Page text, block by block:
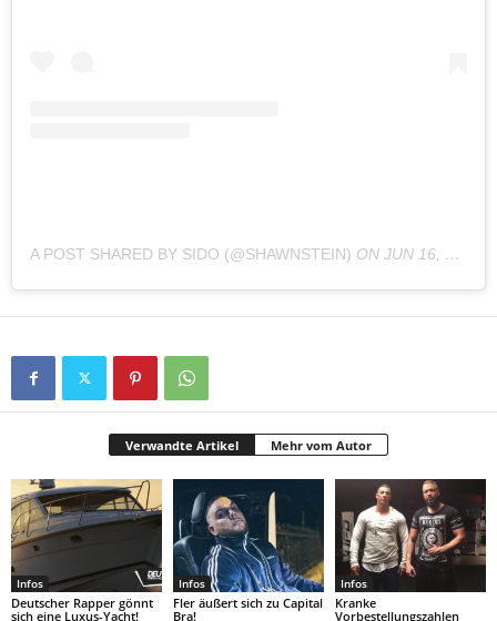
A POST SHARED BY SIDO (@SHAWNSTEIN) ON JUN 16, 2018 AT 1:31AM PDT
Verwandte Artikel Mehr vom Autor
Infos
Deutscher Rapper gönnt
sich eine Luxus-Yacht!
Infos
Fler äußert sich zu Capital
Bra!
Infos
Kranke
Vorbestellungszahlen